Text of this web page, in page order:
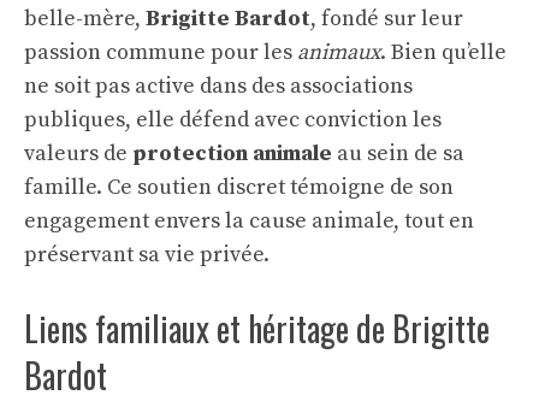
belle-mère, Brigitte Bardot, fondé sur leur
passion commune pour les animaux. Bien qu’elle
ne soit pas active dans des associations
publiques, elle défend avec conviction les
valeurs de protection animale au sein de sa
famille. Ce soutien discret témoigne de son
engagement envers la cause animale, tout en
préservant sa vie privée.
Liens familiaux et héritage de Brigitte
Bardot